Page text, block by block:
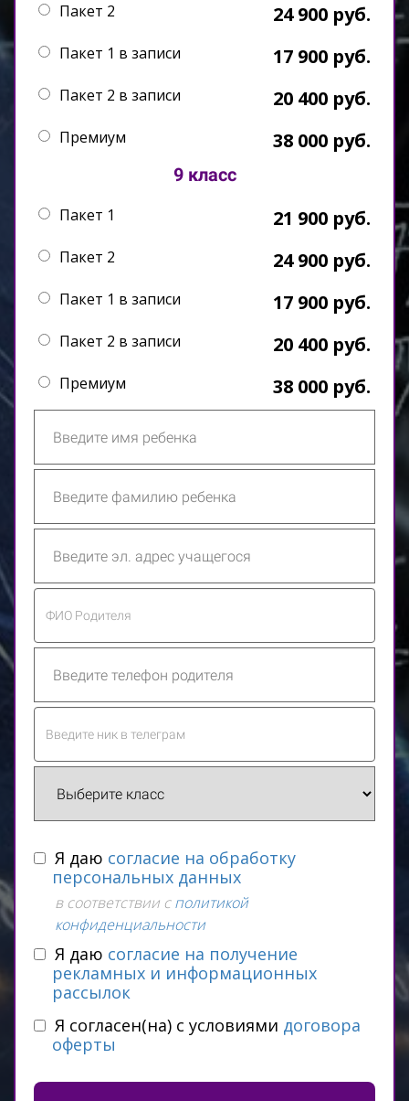
Пакет 2 24 900 руб.
Пакет 1 в записи 17 900 руб.
Пакет 2 в записи 20 400 руб.
Премиум 38 000 руб.
9 класс
Пакет 1 21 900 руб.
Пакет 2 24 900 руб.
Пакет 1 в записи 17 900 руб.
Пакет 2 в записи 20 400 руб.
Премиум 38 000 руб.
Я даю согласие на обработку
персональных данных
в соответствии сполитикой
конфиденциальности
Я даю согласие на получение
рекламных и информационных
рассылок
Я согласен(на) с условиями договора
оферты